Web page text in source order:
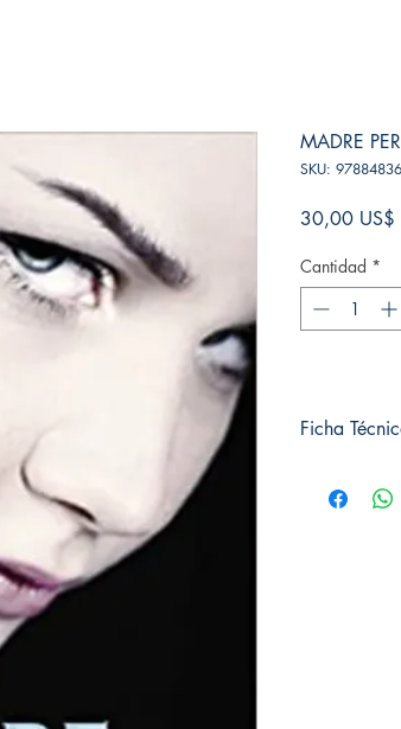
MADRE
SKU:
30,00 US$
Cantidad *
Ficha
Editorial: Suma